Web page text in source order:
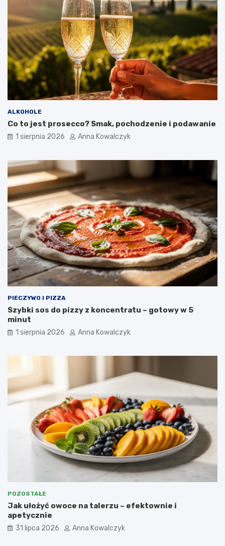
ALKOHOLE
Co to jest prosecco? Smak, pochodzenie i podawanie
1 sierpnia 2026 Anna Kowalczyk
PIECZYWO I PIZZA
Szybki sos do pizzy z koncentratu – gotowy w 5
minut
1 sierpnia 2026 Anna Kowalczyk
POZOSTAŁE
Jak ułożyć owoce na talerzu – efektownie i
apetycznie
31 lipca 2026 Anna Kowalczyk